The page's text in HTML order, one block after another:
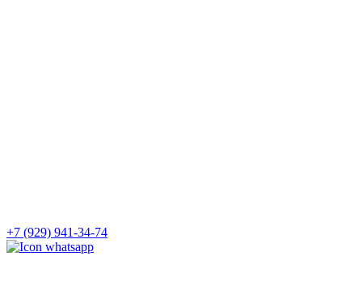
+7 (929) 941-34-74